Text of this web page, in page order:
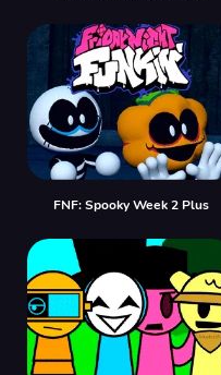
FNF: Spooky Week 2 Plus